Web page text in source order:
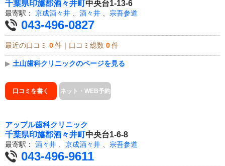
千葉県印旛郡酒々井町中央台1-13-6
最寄駅： 京成酒々井 酒々井 宗吾参道
043-496-0827
最近の口コミ 0 件｜口コミ総数 0 件
▶ 土山歯科クリニックのページを見る
口コミを書く ネット・WEB予約
アップル歯科クリニック
千葉県印旛郡酒々井町中央台1-6-8
最寄駅： 酒々井 、 京成酒々井 、 宗吾参道
043-496-9611